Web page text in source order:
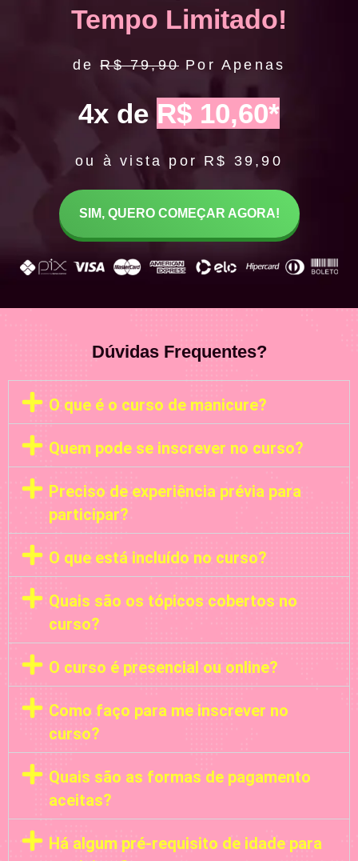
Tempo Limitado!
deR$ 79,90 Por Apenas
4x de R$ 10,60*
ou à vista por R$ 39,90
SIM, QUERO COMEÇAR AGORA!
Dúvidas Frequentes?
O que é o curso de manicure?
Quem pode se inscrever no curso?
Preciso de experiência prévia para
participar?
O que está incluído no curso?
Quais são os tópicos cobertos no
curso?
O curso é presencial ou online?
Como faço para me inscrever no
curso?
Quais são as formas de pagamento
aceitas?
Há algum pré-requisito de idade para